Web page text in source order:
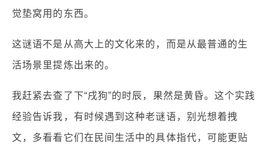
觉垫窝用的东西。
这谜语不是从高大上的文化来的，而是从最普通的生
活场景里提炼出来的。
我赶紧去查了下“戌狗”的时辰，果然是黄昏。这个实践
经验告诉我，有时候遇到这种老谜语，别光想着拽
文，多看看它们在民间生活中的具体指代，可能更贴